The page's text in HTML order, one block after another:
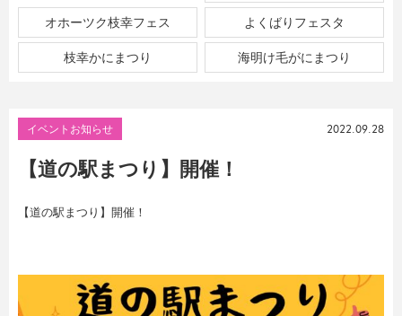
オホーツク枝幸フェス よくばりフェスタ
枝幸かにまつり 海明け毛がにまつり
イベントお知らせ 2022.09.28
【道の駅まつり】開催！
【道の駅まつり】開催！